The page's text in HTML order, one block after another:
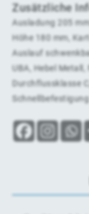
Zusätzliche
Ausladung 205
Höhe 180 mm,
Auslauf
UBA, Hebel
Durchflussklasse
Schnellbefestigung